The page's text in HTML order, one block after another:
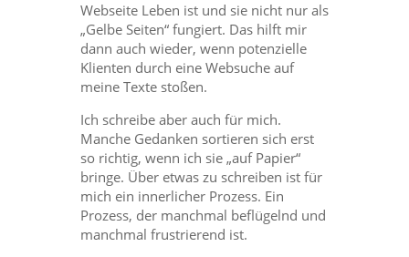
Webseite Leben ist und sie nicht nur als
„Gelbe Seiten“ fungiert. Das hilft mir
dann auch wieder, wenn potenzielle
Klienten durch eine Websuche auf
meine Texte stoßen.
Ich schreibe aber auch für mich.
Manche Gedanken sortieren sich erst
so richtig, wenn ich sie „auf Papier“
bringe. Über etwas zu schreiben ist für
mich ein innerlicher Prozess. Ein
Prozess, der manchmal beflügelnd und
manchmal frustrierend ist.